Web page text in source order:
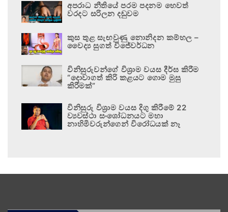
අපරාධ නීතියේ පරම පදනම හෙවත්
වරදට සරිලන දඬුවම
කුස තුළ සැඟවුණු නොනිදන කම්හල –
වෛද්‍ය සුගත් විජේවර්ධන
විනිසුරුවන්ගේ විශ්‍රාම වයස දීර්ඝ කිරීම
“දොවාගත් කිරි කළයට ගොම මුසු
කිරීමක්”
විනිසුරු විශ්‍රාම වයස දිගු කිරීමේ 22
ව්‍යවස්ථා සංශෝධනයට මහා
නාහිමිවරුන්ගෙන් විරෝධයක් නෑ